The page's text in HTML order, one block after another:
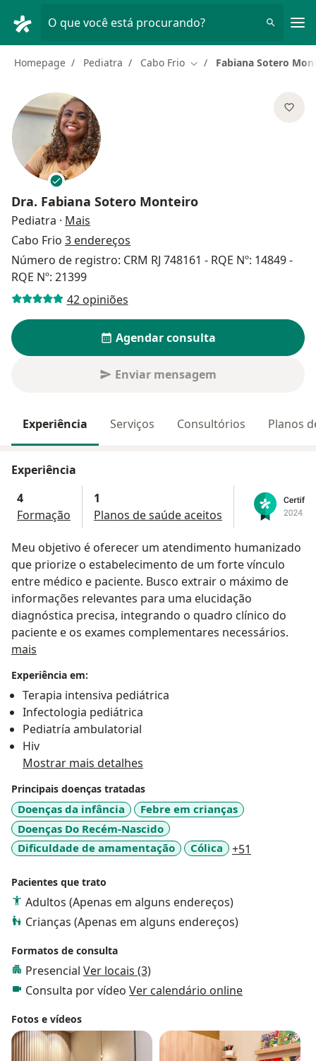
O que você está procurando?
Homepage Pediatra Cabo Frio Mudar de cidade
Fabiana Sotero
Dra. Fabiana Sotero Monteiro
Pediatra · Mais
Cabo Frio 3 endereços
Número de registro: CRM RJ 748161 - RQE Nº: 14849 -
RQE Nº: 21399
42 opiniões
Agendar consulta
Enviar mensagem
Experiência Serviços Consultórios Planos
Experiência
4
Formação
1
Planos de saúde aceitos
Meu objetivo é oferecer um atendimento humanizado
que priorize o estabelecimento de um forte vínculo
entre médico e paciente. Busco extrair o máximo de
informações relevantes para uma elucidação
diagnóstica precisa, integrando o quadro clínico do
paciente e os exames complementares necessários.
mais
Experiência em:
Terapia intensiva pediátrica
Infectologia pediátrica
Pediatría ambulatorial
Hiv
Mostrar mais detalhes
Principais doenças tratadas
Doenças da infância
Febre em crianças
Doenças Do Recém-Nascido
Dificuldade de amamentação
Cólica +51
Pacientes que trato
Adultos (Apenas em alguns endereços)
Crianças (Apenas em alguns endereços)
Formatos de consulta
Presencial Ver locais (3)
Consulta por vídeo Ver calendário online
Fotos e vídeos